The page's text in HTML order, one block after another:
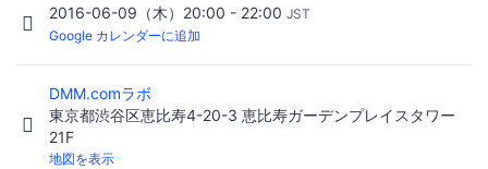
2016-06-09（木）20:00 - 22:00 JST
Google カレンダーに追加
DMM.comラボ
東京都渋谷区恵比寿4-20-3 恵比寿ガーデンプレイスタワー
21F
地図を表示